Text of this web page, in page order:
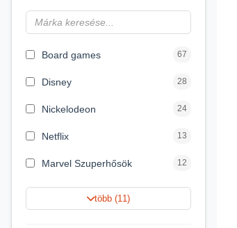
Delta Vision 28
Board games 67
Disney 28
Nickelodeon 24
Netflix 13
Marvel Szuperhősök 12
Rubik bűvös kocka 10
több (11)